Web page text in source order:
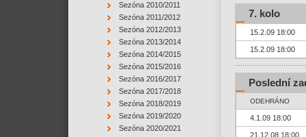
Sezóna 2010/2011
Sezóna 2011/2012
Sezóna 2012/2013
Sezóna 2013/2014
Sezóna 2014/2015
Sezóna 2015/2016
Sezóna 2016/2017
Sezóna 2017/2018
Sezóna 2018/2019
Sezóna 2019/2020
Sezóna 2020/2021
7. kolo
15.2.09 18:00
15.2.09 18:00
Poslední
ODEHRÁNO
4.1.09 18:00
21.12.08 18:00